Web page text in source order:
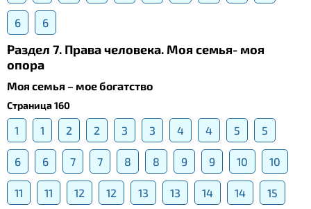
6 6
Раздел 7. Права человека. Моя семья- моя
опора
Моя семья – мое богатство
Страница 160
1 1 2 2 3 3 4 4 5 5
6 6 7 7 8 8 9 9 10 10
11 11 12 12 13 13 14 14 15